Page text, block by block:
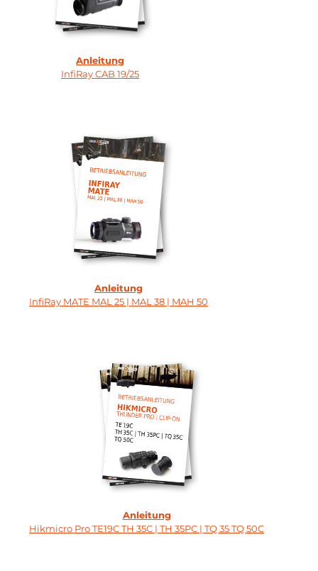
Anleitung
InfiRay CAB 19/25
Anleitung
InfiRay MATE MAL 25 | MAL 38 | MAH 50
Anleitung
Hikmicro Pro TE19C TH 35C | TH 35PC | TQ 35 TQ 50C